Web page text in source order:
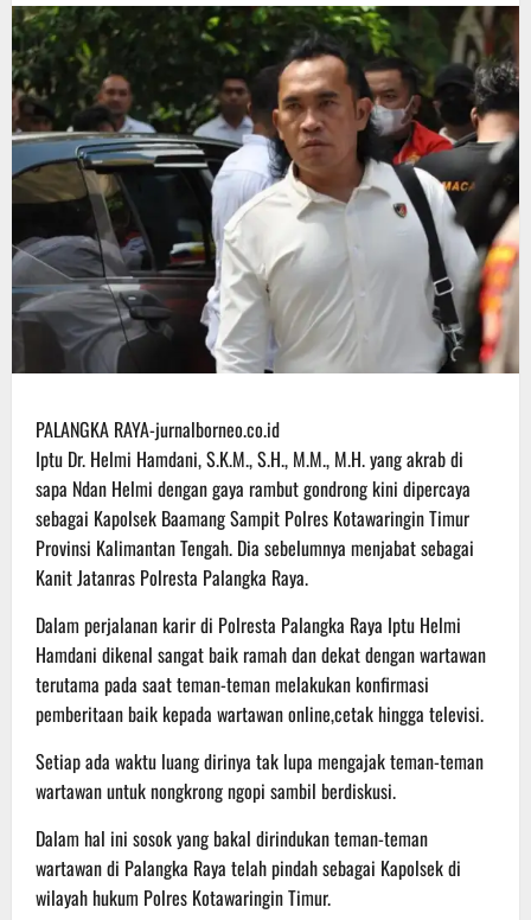
PALANGKA RAYA-jurnalborneo.co.id
Iptu Dr. Helmi Hamdani, S.K.M., S.H., M.M., M.H. yang akrab di
sapa Ndan Helmi dengan gaya rambut gondrong kini dipercaya
sebagai Kapolsek Baamang Sampit Polres Kotawaringin Timur
Provinsi Kalimantan Tengah. Dia sebelumnya menjabat sebagai
Kanit Jatanras Polresta Palangka Raya.
Dalam perjalanan karir di Polresta Palangka Raya Iptu Helmi
Hamdani dikenal sangat baik ramah dan dekat dengan wartawan
terutama pada saat teman-teman melakukan konfirmasi
pemberitaan baik kepada wartawan online,cetak hingga televisi.
Setiap ada waktu luang dirinya tak lupa mengajak teman-teman
wartawan untuk nongkrong ngopi sambil berdiskusi.
Dalam hal ini sosok yang bakal dirindukan teman-teman
wartawan di Palangka Raya telah pindah sebagai Kapolsek di
wilayah hukum Polres Kotawaringin Timur.